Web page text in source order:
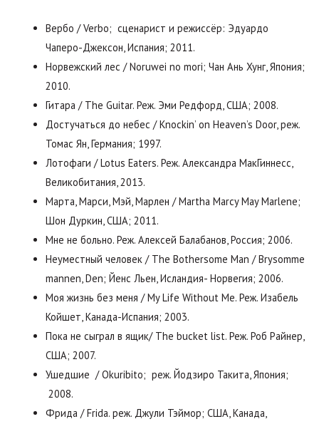
Вербо / Verbo; сценарист и режиссёр: Эдуардо
Чаперо-Джексон, Испания; 2011.
Норвежский лес / Noruwei no mori; Чан Ань Хунг, Япония;
2010.
Гитара / The Guitar. Реж. Эми Редфорд, США; 2008.
Достучаться до небес / Knockin’ on Heaven’s Door, реж.
Томас Ян, Германия; 1997.
Лотофаги / Lotus Eaters. Реж. Александра МакГиннесс,
Великобитания, 2013.
Марта, Марси, Мэй, Марлен / Martha Marcy May Marlene;
Шон Дуркин, США; 2011.
Мне не больно. Реж. Алексей Балабанов, Россия; 2006.
Неуместный человек / The Bothersome Man / Brysomme
mannen, Den; Йенс Льен, Исландия- Норвегия; 2006.
Моя жизнь без меня / My Life Without Me. Реж. Изабель
Койшет, Канада-Испания; 2003.
Пока не сыграл в ящик/ The bucket list. Реж. Роб Райнер,
США; 2007.
Ушедшие / Okuribito; реж. Йодзиро Такита, Япония;
2008.
Фрида / Frida. реж. Джули Тэймор; США, Канада,